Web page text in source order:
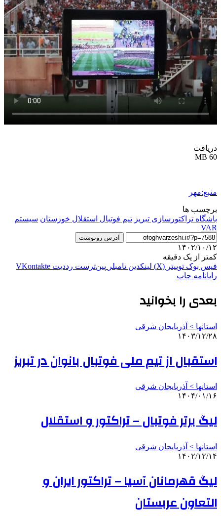
دریافت
60 MB
منبع:مهر
برچسب ها
باشگاه تراکتورسازی تبریز تیم فوتبال استقلال خوزستان سیستم
VAR
آدرس رونوشت
۱۴۰۲/۱۰/۱۲
کمتر از یک دقیقه
فیس بوک توییتر (X) لینکدین ‫تامبلر ‫پین‌ترست ‫رددیت ‫VKontakte
رایانامه چاپ
بعدی را بخوانید
استانها > آذربایجان شرقی
۱۴۰۳/۱۲/۲۸
استقبال از تیم ملی فوتبال بانوان در تبریز
استانها > آذربایجان شرقی
۱۴۰۴/۰۱/۱۶
لیگ برتر فوتبال – تراکتور و استقلال
استانها > آذربایجان شرقی
۱۴۰۲/۱۲/۱۴
لیگ قهرمانان آسیا – تراکتور ایران و
التعاون عربستان